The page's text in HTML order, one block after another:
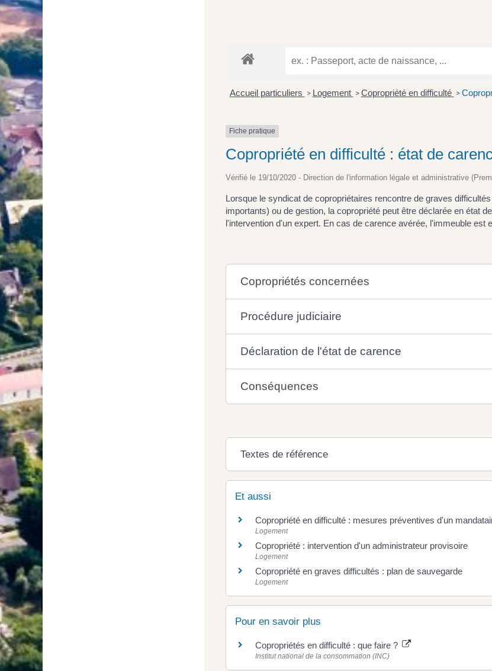
Accueil particuliers > Logement > Copropriété en difficulté >
Fiche pratique
Copropriété en difficulté : état de
Vérifié le 19/10/2020 - Direction de l'information légale et administrative
Lorsque le syndicat de copropriétaires rencontre de graves
importants) ou de gestion, la copropriété peut être déclarée en état
l'intervention d'un expert. En cas de carence avérée, l'immeuble est
Copropriétés concernées
Procédure judiciaire
Déclaration de l'état de carence
Conséquences
Textes de référence
Et aussi
Copropriété en difficulté : mesures préventives d'un
Logement
Copropriété : intervention d'un administrateur provisoire
Logement
Copropriété en graves difficultés : plan de sauvegarde
Logement
Pour en savoir plus
Copropriétés en difficulté : que faire ?
Institut national de la consommation (INC)